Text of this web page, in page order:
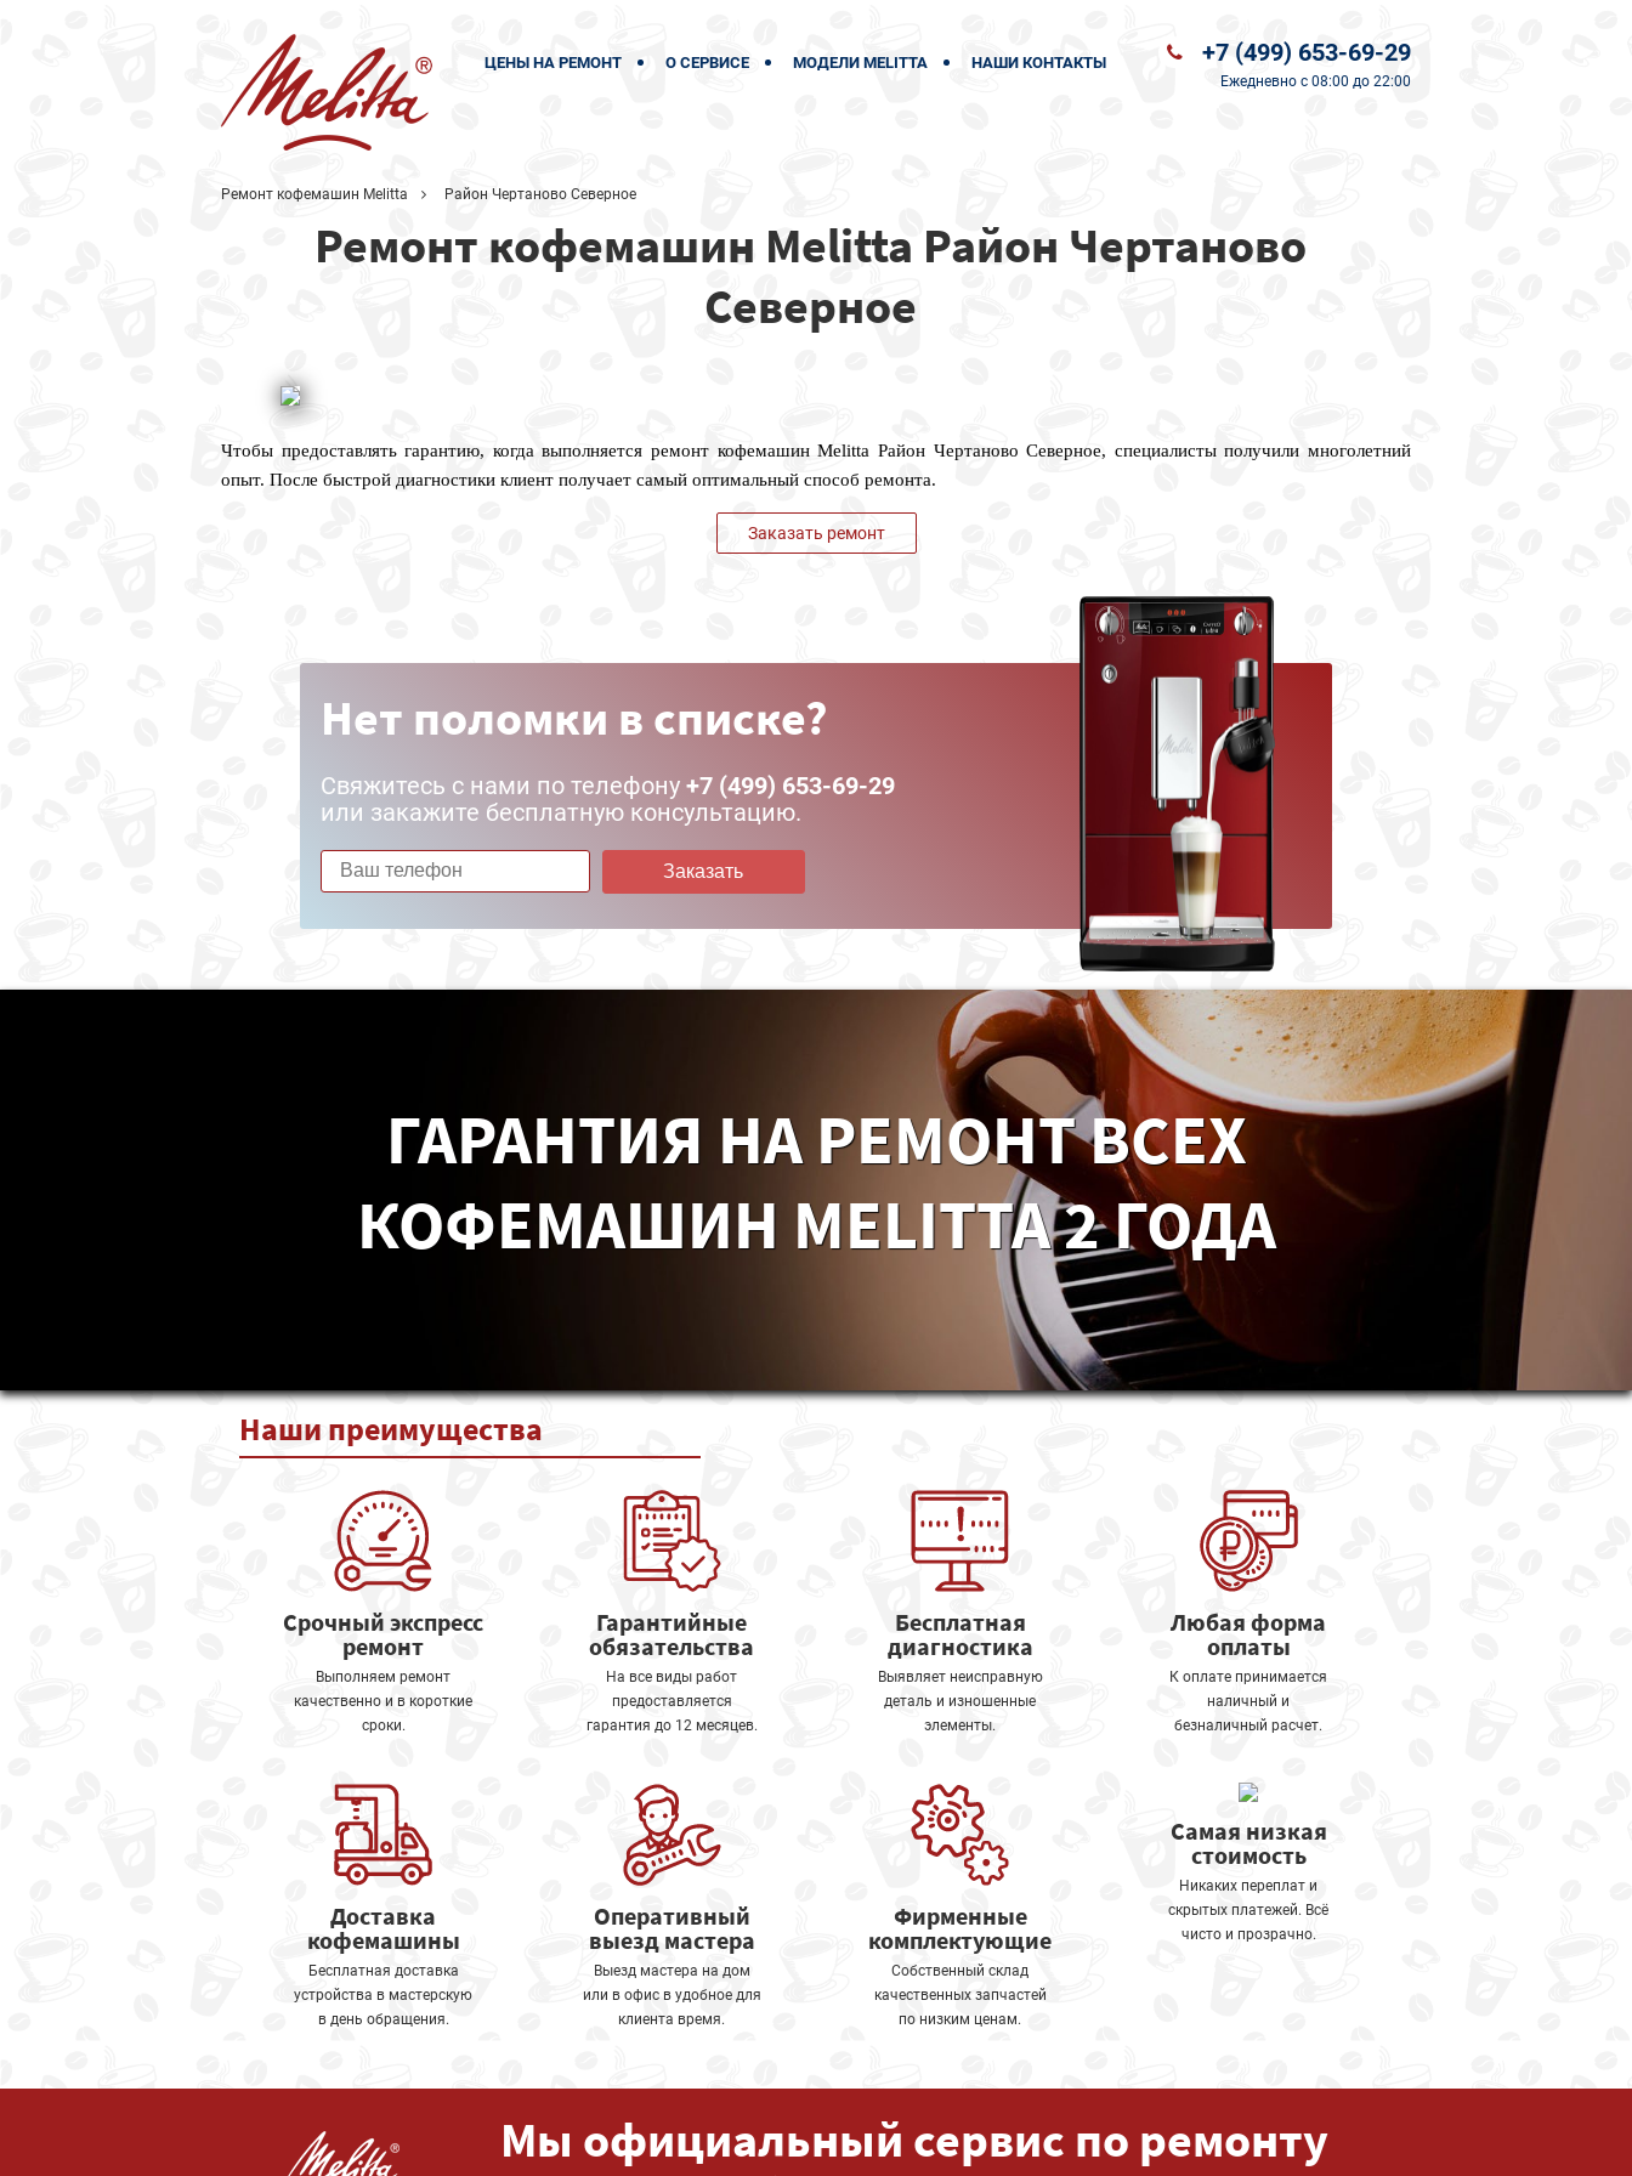
ЦЕНЫ НА РЕМОНТ О СЕРВИСЕ МОДЕЛИ MELITTA НАШИ КОНТАКТЫ +7 (499) 653-69-29
Ежедневно с 08:00 до 22:00
Ремонт кофемашин Melitta Район Чертаново Северное
Ремонт кофемашин Melitta Район Чертаново
Северное
Чтобы предоставлять гарантию, когда выполняется ремонт кофемашин Melitta Район Чертаново Северное, специалисты получили многолетний
опыт. После быстрой диагностики клиент получает самый оптимальный способ ремонта.
Заказать ремонт
Нет поломки в списке?
Свяжитесь с нами по телефону +7 (499) 653-69-29
или закажите бесплатную консультацию.
Заказать
ГАРАНТИЯ НА РЕМОНТ ВСЕХ
КОФЕМАШИН MELITTA 2 ГОДА
Наши преимущества
Срочный экспресс
ремонт
Выполняем ремонт
качественно и в короткие
сроки.
Гарантийные
обязательства
На все виды работ
предоставляется
гарантия до 12 месяцев.
Бесплатная
диагностика
Выявляет неисправную
деталь и изношенные
элементы.
Любая форма
оплаты
К оплате принимается
наличный и
безналичный расчет.
Доставка
кофемашины
Бесплатная доставка
устройства в мастерскую
в день обращения.
Оперативный
выезд мастера
Выезд мастера на дом
или в офис в удобное для
клиента время.
Фирменные
комплектующие
Собственный склад
качественных запчастей
по низким ценам.
Самая низкая
стоимость
Никаких переплат и
скрытых платежей. Всё
чисто и прозрачно.
Мы официальный сервис по ремонту